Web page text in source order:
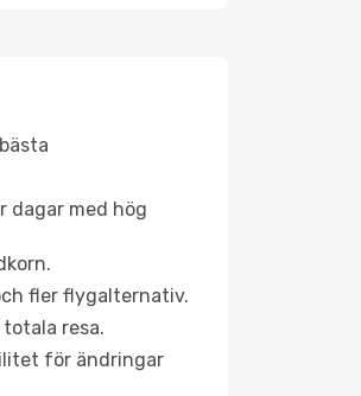
dagar med hög
fler flygalternativ.
resa.
för ändringar